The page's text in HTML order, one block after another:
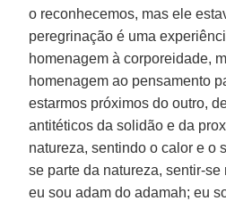
o reconhecemos, mas ele
peregrinação é uma
homenagem à corporeidade,
homenagem ao pensamento
estarmos próximos do outro,
antitéticos da solidão e da
natureza, sentindo o calor e o
se parte da natureza, sentir-se
eu sou adam do adamah; eu